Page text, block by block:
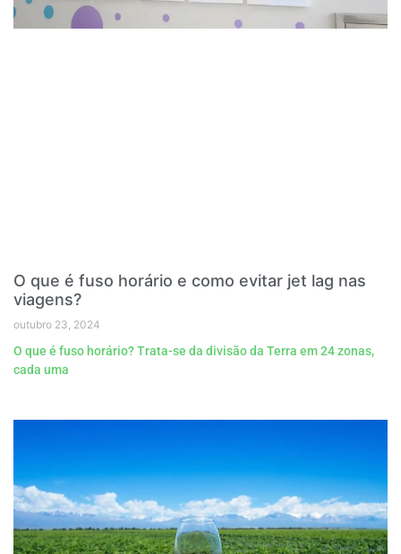
O que é fuso horário e como evitar jet lag nas
viagens?
outubro 23, 2024
O que é fuso horário? Trata-se da divisão da Terra em 24 zonas,
cada uma